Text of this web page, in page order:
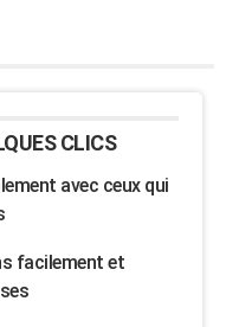
CLICS
avec ceux qui
facilement et